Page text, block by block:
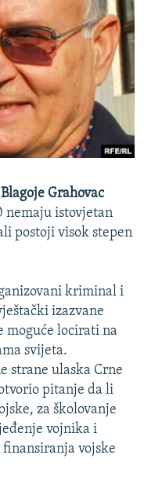
Blagoje Grahovac
nemaju istovjetan
postoji visok stepen
kriminal i
izazvane
moguće locirati na
svijeta.
strane ulaska Crne
pitanje da li
za školovanje
vojnika i
finansiranja vojske